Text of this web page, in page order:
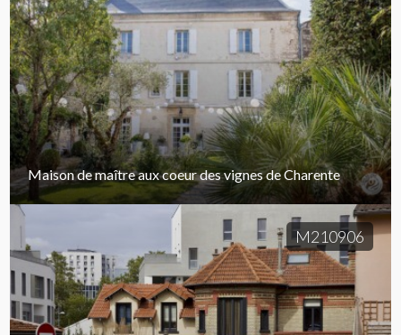
Maison de maître aux coeur des vignes de Charente
M210906